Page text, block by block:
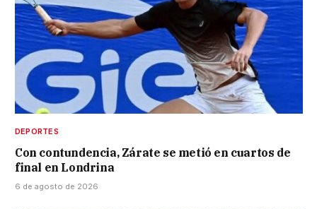
DEPORTES
Con contundencia, Zárate se metió en cuartos de
final en Londrina
6 de agosto de 2026